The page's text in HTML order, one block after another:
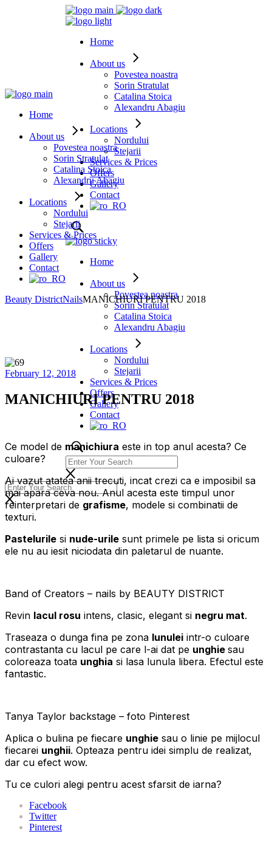
Home
About us
Povestea noastra
Sorin Stratulat
Catalina Stoica
Alexandru Abagiu
Locations
Nordului
Stejarii
Services & Prices
Offers
Gallery
Contact
Home
About us
Povestea noastra
Sorin Stratulat
Catalina Stoica
Alexandru Abagiu
Locations
Nordului
Stejarii
Services & Prices
Offers
Gallery
Contact
Home
About us
Povestea noastra
Sorin Stratulat
Catalina Stoica
Alexandru Abagiu
Locations
Nordului
Stejarii
Services & Prices
Offers
Gallery
Contact
Beauty DistrictNailsMANICHIURI PENTRU 2018
February 12, 2018
MANICHIURI PENTRU 2018
Ce model de manichiura este in top anul acesta? Ce
culoare?
Ai vazut atatea anii trecuti, incat crezi ca e imposibil sa
mai apara ceva nou. Anul acesta este timpul unor
reinterpretari de grafisme, modele si combinatii de
texturi.
Pastelurile si nude-urile sunt primele pe lista si oricum
ele nu au iesit niciodata din paletarul de nuante.
Band of Creators – nails by BEAUTY DISTRICT
Revin lacul rosu intens, clasic, elegant si negru mat.
Traseaza o dunga fina pe zona lunulei intr-o culoare
contrastanta cu lacul pe care l-ai dat pe unghie sau
coloreaza toata unghia si lasa lunula libera. Efectul este
fantastic.
Tanya Taylor backstage – foto Pinterest
Aplica o bulina pe fiecare unghie sau o linie pe mijlocul
fiecarei unghii. Opteaza pentru idei simplu de realizat,
dar cu efect wow.
Tu ce culori alegi pentru acest sfarsit de iarna?
Facebook
Twitter
Pinterest